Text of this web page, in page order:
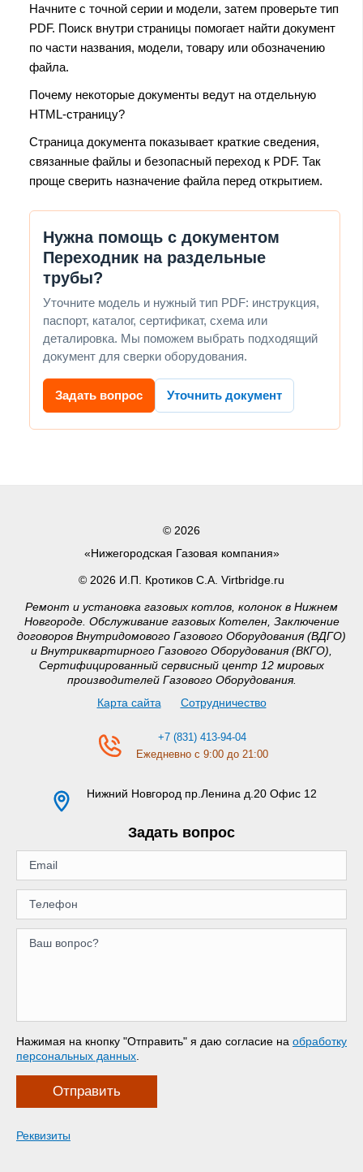
Начните с точной серии и модели, затем проверьте тип
PDF. Поиск внутри страницы помогает найти документ
по части названия, модели, товару или обозначению
файла.
Почему некоторые документы ведут на отдельную
HTML-страницу?
Страница документа показывает краткие сведения,
связанные файлы и безопасный переход к PDF. Так
проще сверить назначение файла перед открытием.
Нужна помощь с документом
Переходник на раздельные
трубы?
Уточните модель и нужный тип PDF: инструкция,
паспорт, каталог, сертификат, схема или
деталировка. Мы поможем выбрать подходящий
документ для сверки оборудования.
Задать вопрос Уточнить документ
© 2026
«Нижегородская Газовая компания»
© 2026 И.П. Кротиков С.А. Virtbridge.ru
Ремонт и установка газовых котлов, колонок в Нижнем
Новгороде. Обслуживание газовых Котелен, Заключение
договоров Внутридомового Газового Оборудования (ВДГО)
и Внутриквартирного Газового Оборудования (ВКГО),
Сертифицированный сервисный центр 12 мировых
производителей Газового Оборудования.
Карта сайта
Сотрудничество
+7 (831) 413-94-04
Ежедневно с 9:00 до 21:00
Нижний Новгород пр.Ленина д.20 Офис 12
Задать вопрос
Нажимая на кнопку "Отправить" я даю согласие на обработку
персональных данных
Отправить
Реквизиты